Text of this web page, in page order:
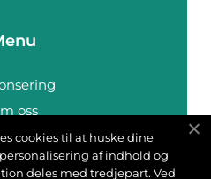
oss
oss
cookies til at huske dine
af indhold og
deles med tredjepart. Ved